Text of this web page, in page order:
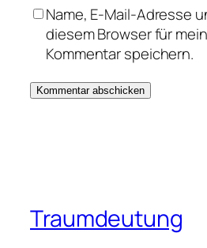
Name, E-Mail-Adresse
diesem Browser für
Kommentar speichern.
Traumdeutung